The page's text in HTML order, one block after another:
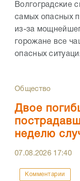
Волгоградские
самых опасных
из-за
горожане все
опасных
Общество
Двое
неделю
07.08.2026 17:40
Комментарии